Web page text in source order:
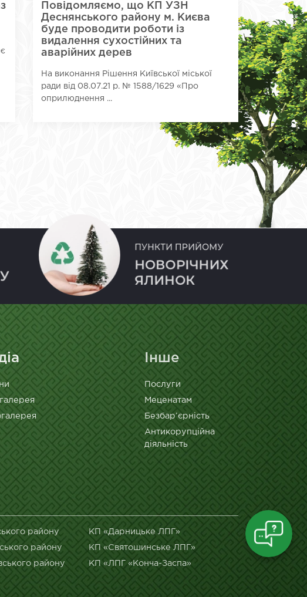
Повідомляємо, що КП УЗН
Деснянського району м. Києва
буде проводити роботи із
видалення сухостійних та
аварійних дерев
На виконання Рішення Київської міської
ради від 08.07.21 р. № 1588/1629 «Про
оприлюднення ...
наших
газонів
Інше
Послуги
Меценатам
Безбар’єрність
Антикорупційна
діяльність
району
району
району
КП «Дарницьке ЛПГ»
КП «Святошинське ЛПГ»
КП «ЛПГ «Конча-Заспа»